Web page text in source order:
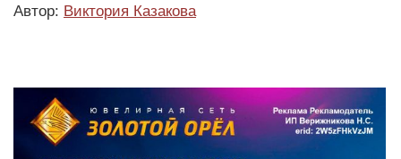
Автор: Виктория Казакова